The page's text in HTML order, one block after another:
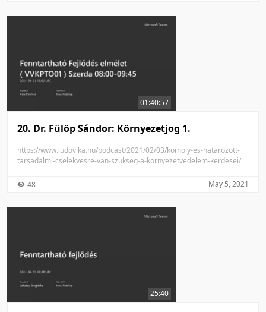
01:40:57
20. Dr. Fülöp Sándor: Környezetjog 1.
https://www.ludovika.hu/podcast/2021/02/03/komoly-es-hatarozott-
tarsadalmi-cselekvesre-van-szukseg-a-kornyezetvedelem-kerdesei/
48 May 5, 2021
25:40